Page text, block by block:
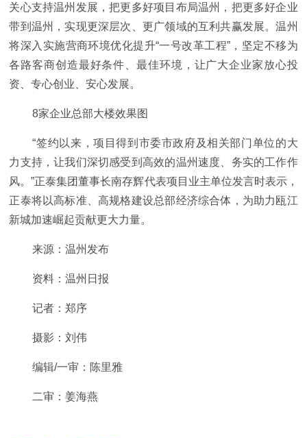
关心支持温州发展，把更多好项目布局温州，把更多好企业
带到温州，实现更深层次、更广领域的互利共赢发展。温州
将深入实施营商环境优化提升“一号改革工程”，坚定不移为
各路客商创造最好条件、最佳环境，让广大企业家放心投
资、专心创业、安心发展。
8家企业总部大楼效果图
“签约以来，项目得到市委市政府及相关部门单位的大
力支持，让我们深切感受到高效的温州速度、务实的工作作
风。”正泰集团董事长南存辉代表项目业主单位发言时表示，
正泰将以高标准、高规格建设总部经济综合体，为助力瓯江
新城加速崛起贡献更大力量。
来源：温州发布
资料：温州日报
记者：郑序
摄影：刘伟
编辑/一审：陈里雅
二审：姜海燕